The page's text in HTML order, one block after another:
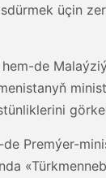
üçin
de
Premýer-